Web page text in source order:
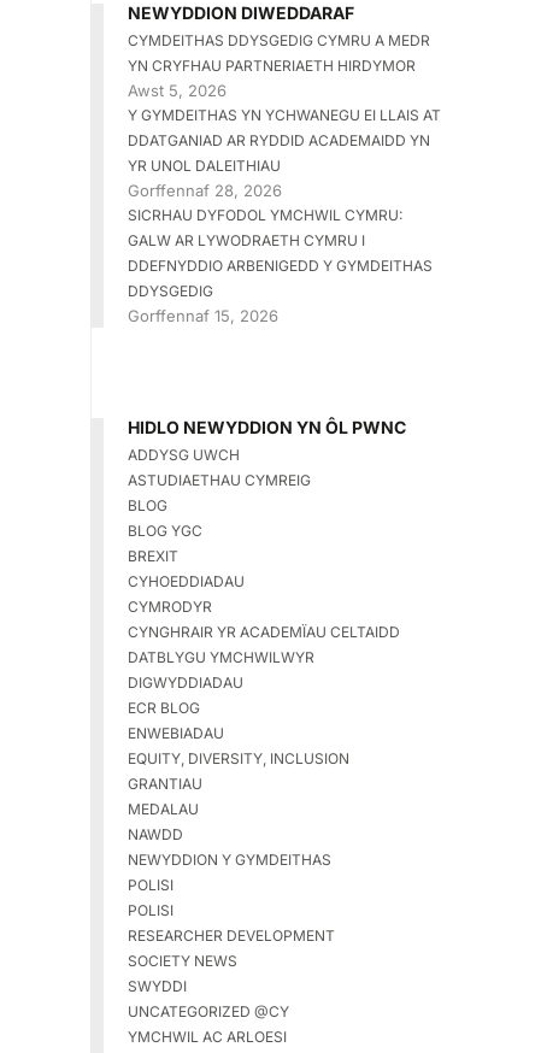
NEWYDDION DIWEDDARAF
CYMDEITHAS DDYSGEDIG CYMRU A MEDR
YN CRYFHAU PARTNERIAETH HIRDYMOR
Awst 5, 2026
Y GYMDEITHAS YN YCHWANEGU EI LLAIS AT
DDATGANIAD AR RYDDID ACADEMAIDD YN
YR UNOL DALEITHIAU
Gorffennaf 28, 2026
SICRHAU DYFODOL YMCHWIL CYMRU:
GALW AR LYWODRAETH CYMRU I
DDEFNYDDIO ARBENIGEDD Y GYMDEITHAS
DDYSGEDIG
Gorffennaf 15, 2026
HIDLO NEWYDDION YN ÔL PWNC
ADDYSG UWCH
ASTUDIAETHAU CYMREIG
BLOG
BLOG YGC
BREXIT
CYHOEDDIADAU
CYMRODYR
CYNGHRAIR YR ACADEMÏAU CELTAIDD
DATBLYGU YMCHWILWYR
DIGWYDDIADAU
ECR BLOG
ENWEBIADAU
EQUITY, DIVERSITY, INCLUSION
GRANTIAU
MEDALAU
NAWDD
NEWYDDION Y GYMDEITHAS
POLISI
POLISI
RESEARCHER DEVELOPMENT
SOCIETY NEWS
SWYDDI
UNCATEGORIZED @CY
YMCHWIL AC ARLOESI